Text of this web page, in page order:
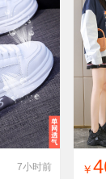
收藏
7小时前 找
￥